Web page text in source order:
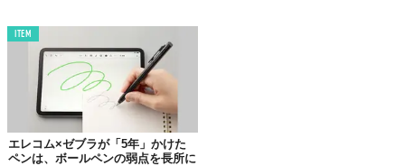
顔を向けてくれるだろう。結婚したらきっとふたりは幸せになれ
るに違いない。
相手の人間性もよく知らないがゆえに、自分の都合の良いように
相手の性格や振る舞いを想像してしまうのです。
ITEM
エレコム×ゼブラが「5年」かけた
ペンは、ボールペンの弱点を長所に